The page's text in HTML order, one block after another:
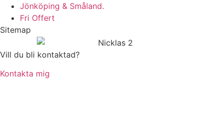
Jönköping & Småland.
Fri Offert
Sitemap
Vill du bli kontaktad?
Kontakta mig